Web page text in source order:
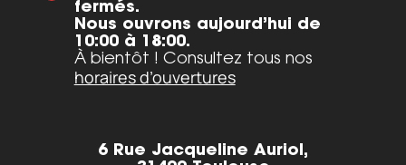
fermés.
Nous ouvrons aujourd’hui de
10:00 à 18:00.
À bientôt ! Consultez tous nos
horaires d’ouvertures
6 Rue Jacqueline Auriol,